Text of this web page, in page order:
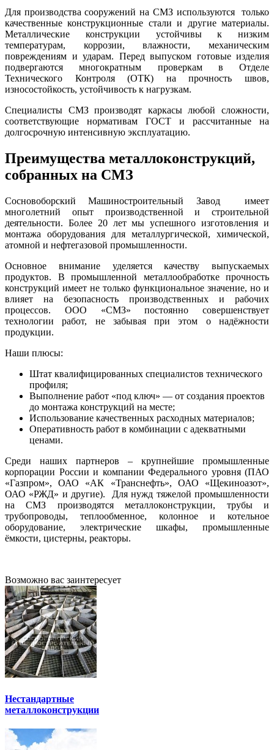
Для производства сооружений на СМЗ используются только
качественные конструкционные стали и другие материалы.
Металлические конструкции устойчивы к низким
температурам, коррозии, влажности, механическим
повреждениям и ударам. Перед выпуском готовые изделия
подвергаются многократным проверкам в Отделе
Технического Контроля (ОТК) на прочность швов,
износостойкость, устойчивость к нагрузкам.
Специалисты СМЗ производят каркасы любой сложности,
соответствующие нормативам ГОСТ и рассчитанные на
долгосрочную интенсивную эксплуатацию.
Преимущества металлоконструкций,
собранных на СМЗ
Сосновоборский Машиностроительный Завод имеет
многолетний опыт производственной и строительной
деятельности. Более 20 лет мы успешного изготовления и
монтажа оборудования для металлургической, химической,
атомной и нефтегазовой промышленности.
Основное внимание уделяется качеству выпускаемых
продуктов. В промышленной металлообработке прочность
конструкций имеет не только функциональное значение, но и
влияет на безопасность производственных и рабочих
процессов. ООО «СМЗ» постоянно совершенствует
технологии работ, не забывая при этом о надёжности
продукции.
Наши плюсы:
Штат квалифицированных специалистов технического
профиля;
Выполнение работ «под ключ» — от создания проектов
до монтажа конструкций на месте;
Использование качественных расходных материалов;
Оперативность работ в комбинации с адекватными
ценами.
Среди наших партнеров – крупнейшие промышленные
корпорации России и компании Федерального уровня (ПАО
«Газпром», ОАО «АК «Транснефть», ОАО «Щекиноазот»,
ОАО «РЖД» и другие). Для нужд тяжелой промышленности
на СМЗ производятся металлоконструкции, трубы и
трубопроводы, теплообменное, колонное и котельное
оборудование, электрические шкафы, промышленные
ёмкости, цистерны, реакторы.
Возможно вас заинтересует
Нестандартные
металлоконструкции